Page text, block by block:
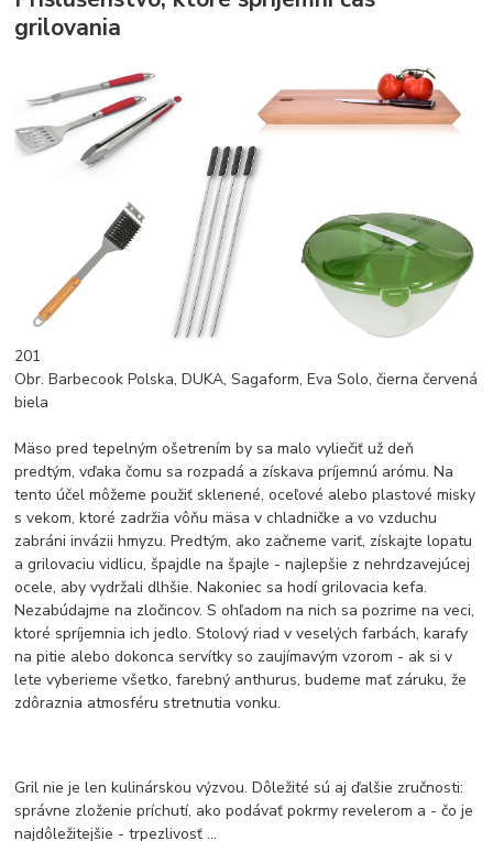
grilovania
201
Obr. Barbecook Polska, DUKA, Sagaform, Eva Solo, čierna červená
biela
Mäso pred tepelným ošetrením by sa malo vyliečiť už deň
predtým, vďaka čomu sa rozpadá a získava príjemnú arómu. Na
tento účel môžeme použiť sklenené, oceľové alebo plastové misky
s vekom, ktoré zadržia vôňu mäsa v chladničke a vo vzduchu
zabráni invázii hmyzu. Predtým, ako začneme variť, získajte lopatu
a grilovaciu vidlicu, špajdle na špajle - najlepšie z nehrdzavejúcej
ocele, aby vydržali dlhšie. Nakoniec sa hodí grilovacia kefa.
Nezabúdajme na zločincov. S ohľadom na nich sa pozrime na veci,
ktoré spríjemnia ich jedlo. Stolový riad v veselých farbách, karafy
na pitie alebo dokonca servítky so zaujímavým vzorom - ak si v
lete vyberieme všetko, farebný anthurus, budeme mať záruku, že
zdôraznia atmosféru stretnutia vonku.
Gril nie je len kulinárskou výzvou. Dôležité sú aj ďalšie zručnosti:
správne zloženie príchutí, ako podávať pokrmy revelerom a - čo je
najdôležitejšie - trpezlivosť ...